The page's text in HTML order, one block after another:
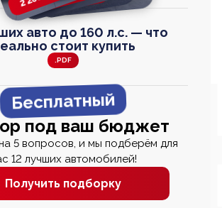
авто до 160 л.с. — что
стоит купить
.PDF
Бесплатный
под ваш бюджет
5 вопросов, и мы подберём для
12 лучших автомобилей!
Получить подборку